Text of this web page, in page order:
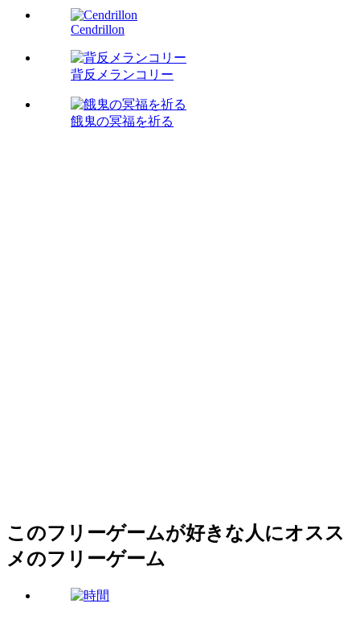
Cendrillon
背反メランコリー
餓鬼の冥福を祈る
このフリーゲームが好きな人にオスス
メのフリーゲーム